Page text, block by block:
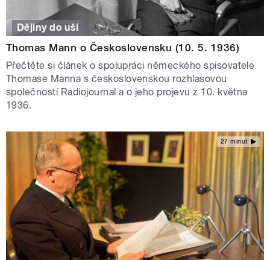
Dějiny do uší
Thomas Mann o Československu (10. 5. 1936)
Přečtěte si článek o spolupráci německého spisovatele
Thomase Manna s československou rozhlasovou
společností Radiojournal a o jeho projevu z 10. května
1936.
27 minut